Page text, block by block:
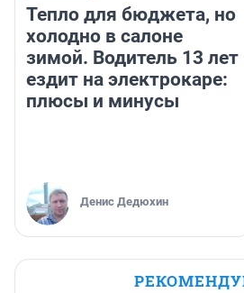
Тепло для бюджета, но
холодно в салоне
зимой. Водитель 13 лет
ездит на электрокаре:
плюсы и минусы
Денис Дедюхин